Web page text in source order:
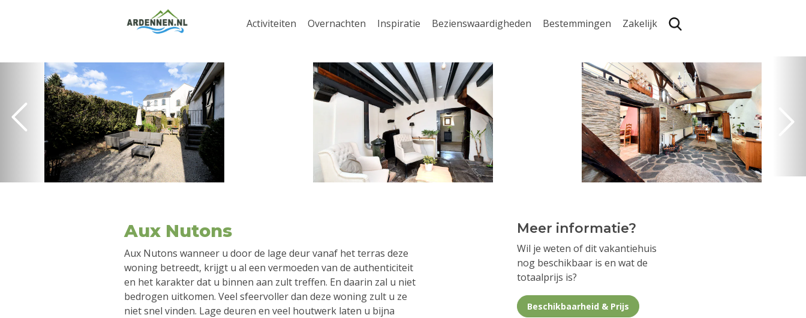
Activiteiten Overnachten Inspiratie Bezienswaardigheden Bestemmingen Zakelijk
Aux Nutons
Aux Nutons wanneer u door de lage deur vanaf het terras deze
woning betreedt, krijgt u al een vermoeden van de authenticiteit
en het karakter dat u binnen aan zult treffen. En daarin zal u niet
bedrogen uitkomen. Veel sfeervoller dan deze woning zult u ze
niet snel vinden. Lage deuren en veel houtwerk laten u bijna
Meer informatie?
Wil je weten of dit vakantiehuis
nog beschikbaar is en wat de
totaalprijs is?
Beschikbaarheid & Prijs